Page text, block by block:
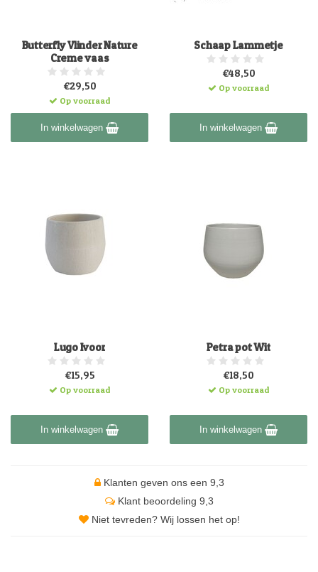
Butterfly Vlinder Nature
Creme vaas
€29,50
Op voorraad
In winkelwagen
Schaap Lammetje
€48,50
Op voorraad
In winkelwagen
Lugo Ivoor
€15,95
Op voorraad
In winkelwagen
Petra pot Wit
€18,50
Op voorraad
In winkelwagen
Klanten geven ons een 9,3
Klant beoordeling 9,3
Niet tevreden? Wij lossen het op!